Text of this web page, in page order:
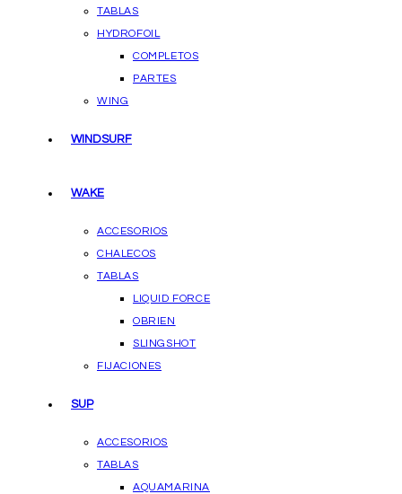
TABLAS
HYDROFOIL
COMPLETOS
PARTES
WING
WINDSURF
WAKE
ACCESORIOS
CHALECOS
TABLAS
LIQUID FORCE
OBRIEN
SLINGSHOT
FIJACIONES
SUP
ACCESORIOS
TABLAS
AQUAMARINA